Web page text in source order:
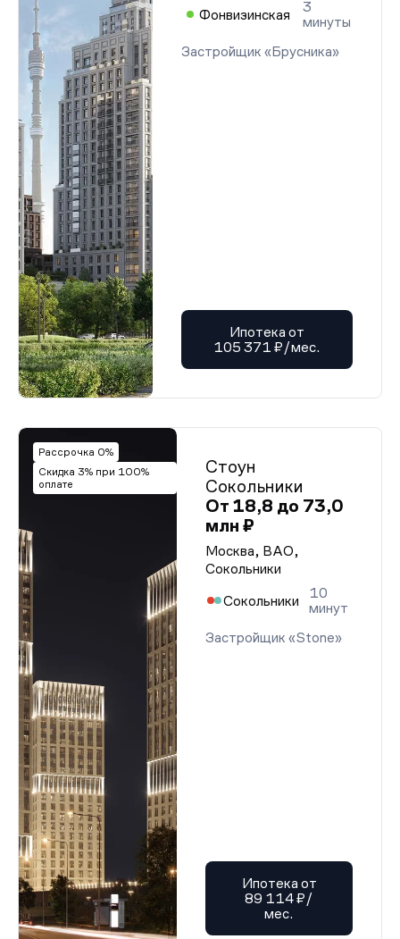
Фонвизинская
3
минуты
Застройщик «Брусника»
Ипотека от
105 371 ₽/мес.
Рассрочка 0%
Скидка 3% при 100%
оплате
Стоун
Сокольники
От 18,8 до 73,0
млн ₽
Москва, ВАО,
Сокольники
Сокольники
10
минут
Застройщик «Stone»
Ипотека от
89 114 ₽/
мес.